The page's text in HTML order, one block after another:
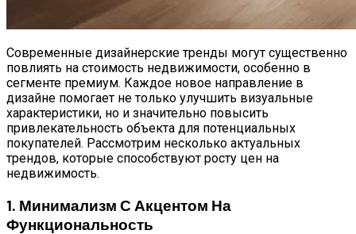
Современные дизайнерские тренды могут существенно
повлиять на стоимость недвижимости, особенно в
сегменте премиум. Каждое новое направление в
дизайне помогает не только улучшить визуальные
характеристики, но и значительно повысить
привлекательность объекта для потенциальных
покупателей. Рассмотрим несколько актуальных
трендов, которые способствуют росту цен на
недвижимость.
1. Минимализм С Акцентом На
Функциональность